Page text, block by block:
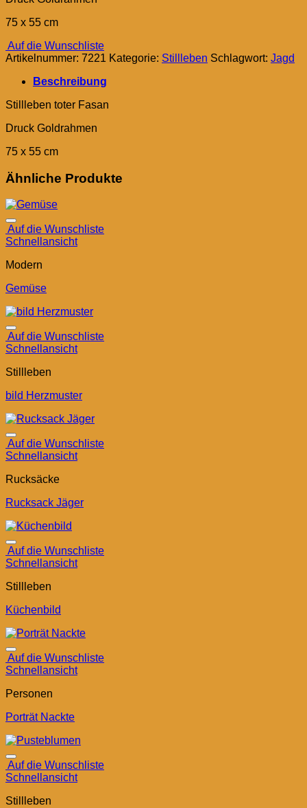
75 x 55 cm
Auf die Wunschliste
Artikelnummer: 7221 Kategorie: Stillleben Schlagwort: Jagd
Beschreibung
Stillleben toter Fasan
Druck Goldrahmen
75 x 55 cm
Ähnliche Produkte
Auf die Wunschliste
Schnellansicht
Modern
Gemüse
Auf die Wunschliste
Schnellansicht
Stillleben
bild Herzmuster
Auf die Wunschliste
Schnellansicht
Rucksäcke
Rucksack Jäger
Auf die Wunschliste
Schnellansicht
Stillleben
Küchenbild
Auf die Wunschliste
Schnellansicht
Personen
Porträt Nackte
Auf die Wunschliste
Schnellansicht
Stillleben